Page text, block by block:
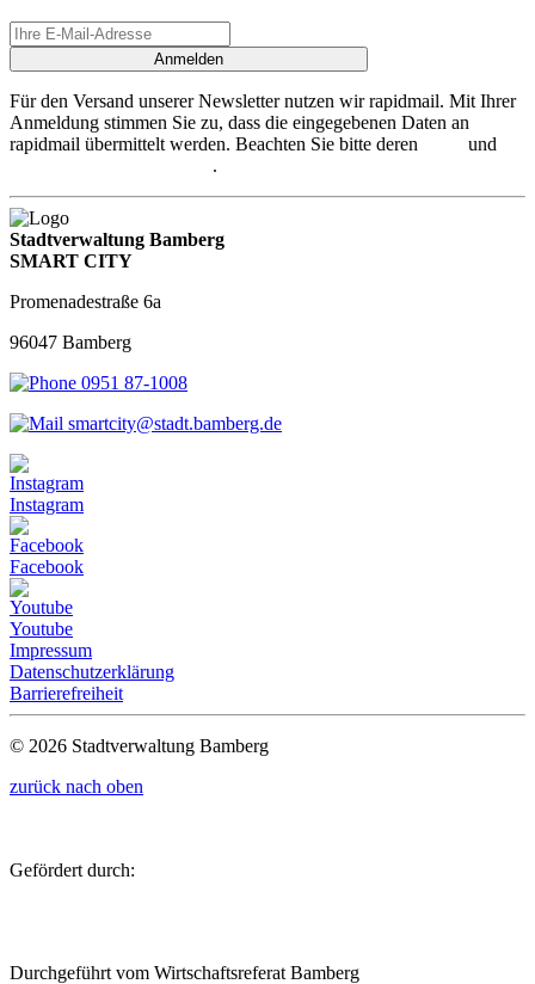
Anmelden
Für den Versand unserer Newsletter nutzen wir rapidmail. Mit Ihrer
Anmeldung stimmen Sie zu, dass die eingegebenen Daten an
rapidmail übermittelt werden. Beachten Sie bitte deren
und
.
Stadtverwaltung Bamberg
SMART CITY
Promenadestraße 6a
96047 Bamberg
0951 87-1008
smartcity@stadt.bamberg.de
Instagram
Facebook
Youtube
Impressum
Datenschutzerklärung
Barrierefreiheit
© 2026 Stadtverwaltung Bamberg
zurück nach oben
Gefördert durch:
Durchgeführt vom Wirtschaftsreferat Bamberg